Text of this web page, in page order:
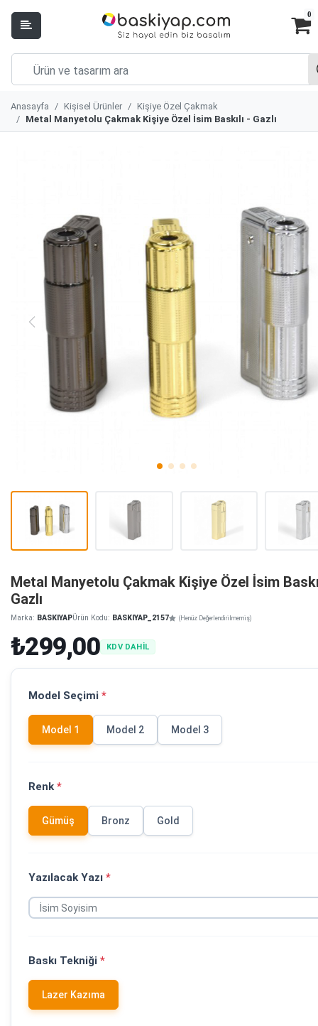
0
Anasayfa Kişisel Ürünler
Kişiye Özel Çakmak
Metal Manyetolu Çakmak Kişiye Özel İsim Baskılı - Gazlı
Metal Manyetolu Çakmak Kişiye Özel İsim
Gazlı
Marka: BASKIYAPÜrün Kodu: BASKIYAP_2157 (Henüz Değerlendirilmemiş)
₺299,00 KDV DAHİL
Model Seçimi *
Model 1 Model 2 Model 3
Renk*
Gümüş Bronz Gold
Yazılacak Yazı *
Baskı Tekniği *
Lazer Kazıma